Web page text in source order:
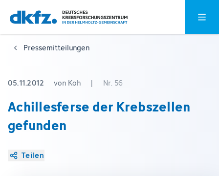
Zum
Hauptinhalt
springen
Zur
Fußzeile
springen
Pressemitteilungen
05.11.2012 von Koh | Nr. 56
Achillesferse der Krebszellen
gefunden
Teilen